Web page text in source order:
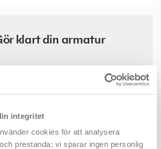
integritet
cookies för att analysera
prestanda; vi sparar ingen personlig
klart din armatur
och lösningar för denna
enkla klick hittar du mer information - som